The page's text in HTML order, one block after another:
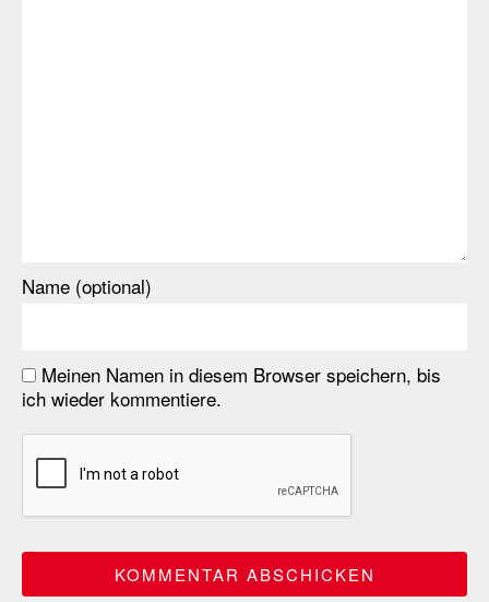
Name (optional)
Meinen Namen in diesem Browser speichern, bis
ich wieder kommentiere.